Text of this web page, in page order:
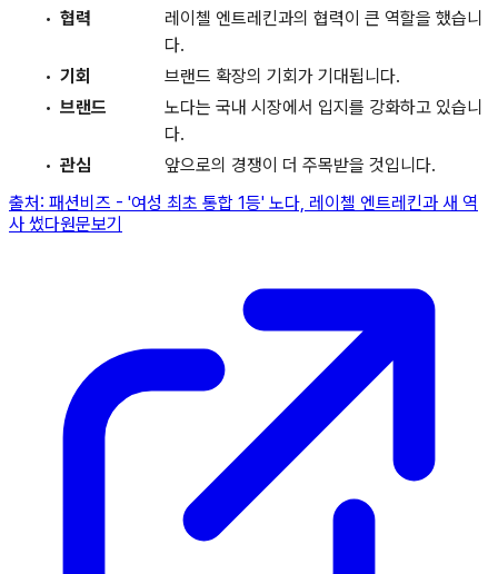
협력
레이첼 엔트레킨과의 협력이 큰 역할을 했습니
다.
기회
브랜드 확장의 기회가 기대됩니다.
브랜드
노다는 국내 시장에서 입지를 강화하고 있습니
다.
관심
앞으로의 경쟁이 더 주목받을 것입니다.
출처: 패션비즈 - '여성 최초 통합 1등' 노다, 레이첼 엔트레킨과 새 역
사 썼다원문보기